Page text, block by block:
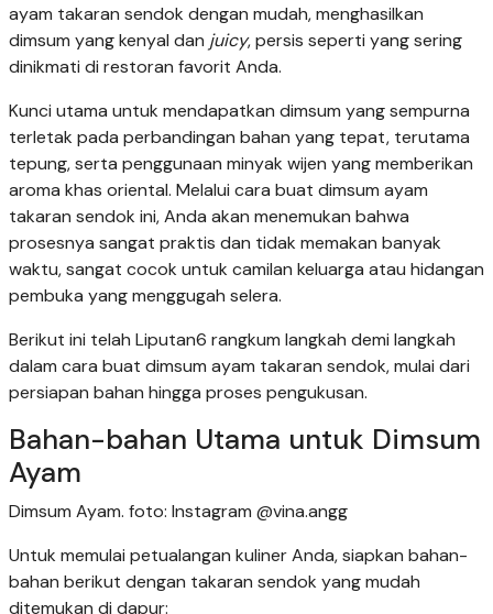
ayam takaran sendok dengan mudah, menghasilkan
dimsum yang kenyal dan juicy, persis seperti yang sering
dinikmati di restoran favorit Anda.
Kunci utama untuk mendapatkan dimsum yang sempurna
terletak pada perbandingan bahan yang tepat, terutama
tepung, serta penggunaan minyak wijen yang memberikan
aroma khas oriental. Melalui cara buat dimsum ayam
takaran sendok ini, Anda akan menemukan bahwa
prosesnya sangat praktis dan tidak memakan banyak
waktu, sangat cocok untuk camilan keluarga atau hidangan
pembuka yang menggugah selera.
Berikut ini telah Liputan6 rangkum langkah demi langkah
dalam cara buat dimsum ayam takaran sendok, mulai dari
persiapan bahan hingga proses pengukusan.
Bahan-bahan Utama untuk Dimsum
Ayam
Dimsum Ayam. foto: Instagram @vina.angg
Untuk memulai petualangan kuliner Anda, siapkan bahan-
bahan berikut dengan takaran sendok yang mudah
ditemukan di dapur: